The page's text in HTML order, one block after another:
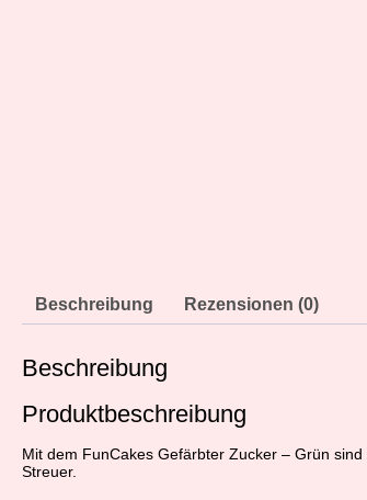
Beschreibung Rezensionen (0)
Beschreibung
Produktbeschreibung
Mit dem FunCakes Gefärbter Zucker – Grün
Streuer.